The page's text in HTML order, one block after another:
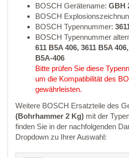
BOSCH Gerätename: GBH
BOSCH
BOSCH Typennummer:
BOSCH Typennummer
611 B5A 406, 3611 B5A
B5A-406
Bitte prüfen Sie diese
um die Kompatibilität des
gewährleisten.
Weitere BOSCH Ersatzteile des
(Bohrhammer 2 Kg) mit der
finden Sie in der nachfolgenden
Dropdown zu Ihrer Auswahl: